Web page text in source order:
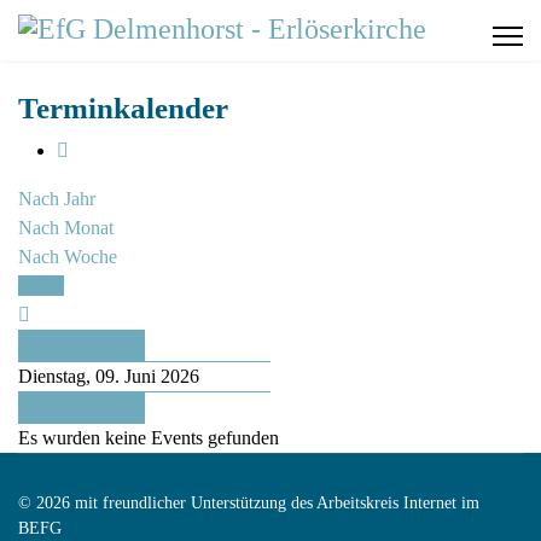
Terminkalender
Nach Jahr
Nach Monat
Nach Woche
Dienstag, 09. Juni 2026
Es wurden keine Events gefunden
© 2026 mit freundlicher Unterstützung des Arbeitskreis Internet im
BEFG